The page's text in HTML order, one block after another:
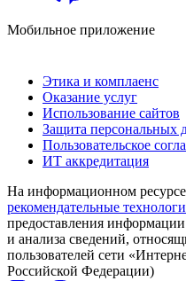
Мобильное приложение
Этика и комплаенс
Оказание услуг
Использование сайтов
Защита персональных
Пользовательское
ИТ аккредитация
На информационном
рекомендательные
предоставления
и анализа сведений,
пользователей сети
Российской Федерации)